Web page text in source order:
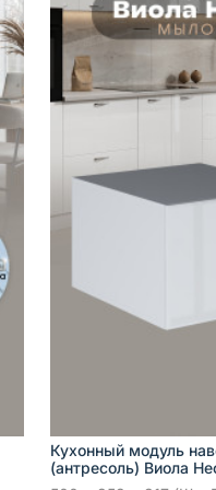
Кухонный модуль
(антресоль) Виола